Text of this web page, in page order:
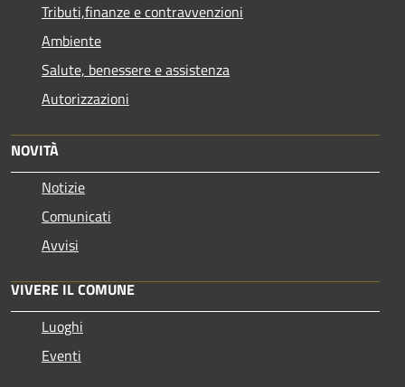
Tributi,finanze e contravvenzioni
Ambiente
Salute, benessere e assistenza
Autorizzazioni
NOVITÀ
Notizie
Comunicati
Avvisi
VIVERE IL COMUNE
Luoghi
Eventi